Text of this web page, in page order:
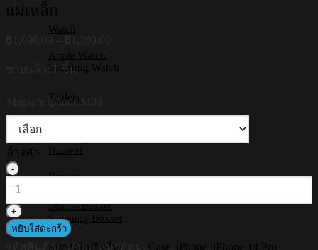
Watch
Apple Watch
Samsung Watch
Tablets
Huawei
Boxset
iPhone Boxset
Samsung Boxset
อุปกรณ์เสริมอื่นๆ
แม่เหล็ก
ขายแล้ว: 1 ชิ้น
Magsafe iphone M03
ล้างค่า
SHIELD
Magsafe
Shockproof
Case
หยิบใส่ตะกร้า
รหัสสินค้า: ไม่ระบุ หมวดหมู่: Case iPhone iPhone 14 Pro